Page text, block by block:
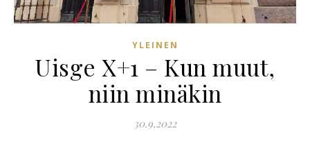
YLEINEN
Uisge X+1 – Kun muut,
niin minäkin
30.9.2022